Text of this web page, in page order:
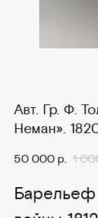
Авт. Гр. Ф.
Неман».
50 000 р. 1
Барельеф